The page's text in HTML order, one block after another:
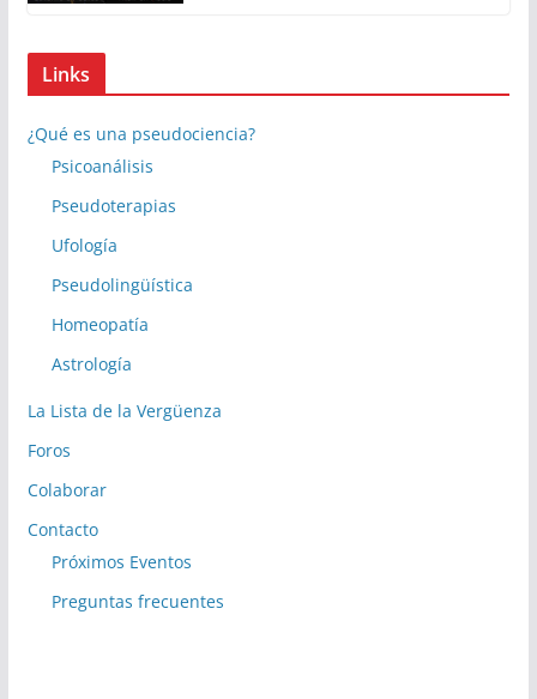
Links
¿Qué es una pseudociencia?
Psicoanálisis
Pseudoterapias
Ufología
Pseudolingüística
Homeopatía
Astrología
La Lista de la Vergüenza
Foros
Colaborar
Contacto
Próximos Eventos
Preguntas frecuentes